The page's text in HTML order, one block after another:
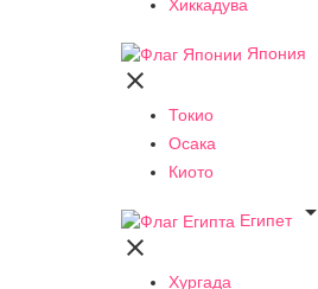
Хиккадува
Япония

Токио
Осака
Киото
Египет


Хургада